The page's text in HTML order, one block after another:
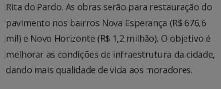
Rita do Pardo. As obras serão para restauração do
pavimento nos bairros Nova Esperança (R$ 676,6
mil) e Novo Horizonte (R$ 1,2 milhão). O objetivo é
melhorar as condições de infraestrutura da cidade,
dando mais qualidade de vida aos moradores.